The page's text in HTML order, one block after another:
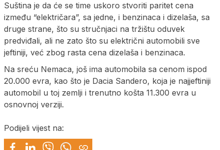
Suština je da će se time uskoro stvoriti paritet cena
između “električara”, sa jedne, i benzinaca i dizelaša, sa
druge strane, što su stručnjaci na tržištu oduvek
predviđali, ali ne zato što su električni automobili sve
jeftiniji, već zbog rasta cena dizelaša i benzinaca.
Na sreću Nemaca, još ima automobila sa cenom ispod
20.000 evra, kao što je Dacia Sandero, koja je najjeftiniji
automobil u toj zemlji i trenutno košta 11.300 evra u
osnovnoj verziji.
Podijeli vijest na: